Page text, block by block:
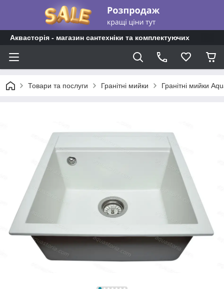
Аквасторія - магазин сантехніки та комплектуючих
Товари та послуги Гранітні мийки Гранітні мийки